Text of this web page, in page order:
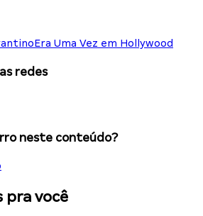
Era Uma Vez em Hollywood
redes
neste conteúdo?
pra você